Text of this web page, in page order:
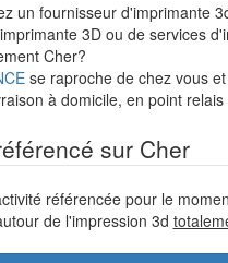
un fournisseur d'imprimante
3D ou de services
Cher?
se raproche de chez vous
à domicile, en point
sur Cher
référencée pour le
de l'impression 3d